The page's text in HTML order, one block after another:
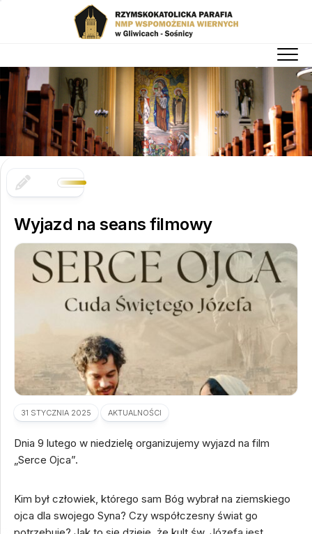
Wyjazd na seans filmowy
31 STYCZNIA 2025 AKTUALNOŚCI
Dnia 9 lutego w niedzielę organizujemy wyjazd na film
„Serce Ojca”.
Kim był człowiek, którego sam Bóg wybrał na ziemskiego
ojca dla swojego Syna? Czy współczesny świat go